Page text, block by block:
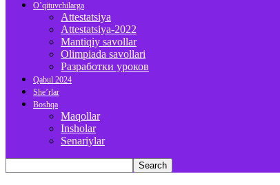
O’qituvchilarga
Attestatsiya
Attestatsiya-2022
Mantiqiy savollar
Olimpiada savollari
Разработки уроков
Qabul 2024
She’rlar
Boshqa
Maqollar
Insholar
Senariylar